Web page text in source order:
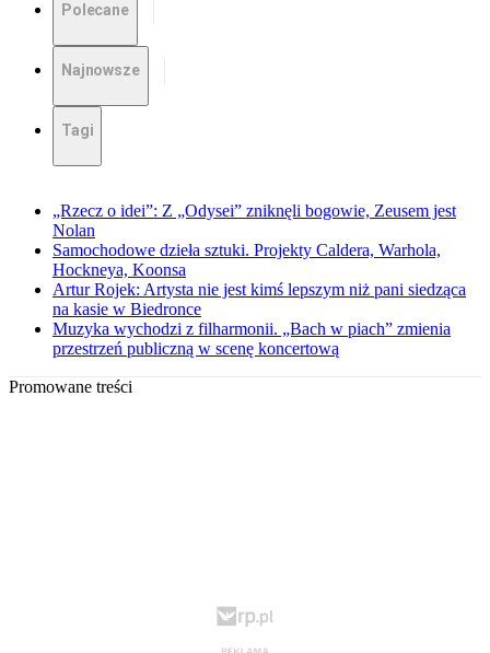
Polecane
Najnowsze
Tagi
„Rzecz o idei”: Z „Odysei” zniknęli bogowie, Zeusem jest
Nolan
Samochodowe dzieła sztuki. Projekty Caldera, Warhola,
Hockneya, Koonsa
Artur Rojek: Artysta nie jest kimś lepszym niż pani siedząca
na kasie w Biedronce
Muzyka wychodzi z filharmonii. „Bach w piach” zmienia
przestrzeń publiczną w scenę koncertową
Promowane treści